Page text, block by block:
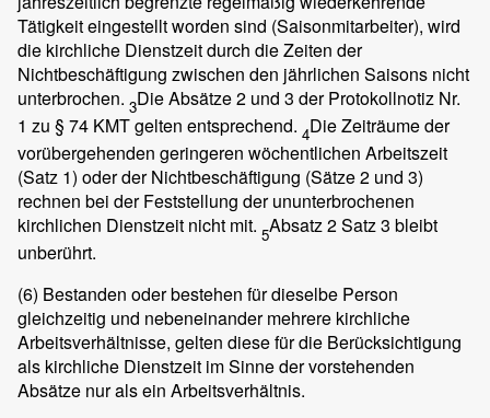
Tätigkeit eingestellt worden sind (Saisonmitarbeiter), wird
die kirchliche Dienstzeit durch die Zeiten der
Nichtbeschäftigung zwischen den jährlichen Saisons nicht
unterbrochen. 3Die Absätze 2 und 3 der Protokollnotiz Nr.
1 zu § 74 KMT gelten entsprechend. 4Die Zeiträume der
vorübergehenden geringeren wöchentlichen Arbeitszeit
(Satz 1) oder der Nichtbeschäftigung (Sätze 2 und 3)
rechnen bei der Feststellung der ununterbrochenen
kirchlichen Dienstzeit nicht mit. 5Absatz 2 Satz 3 bleibt
unberührt.
(6) Bestanden oder bestehen für dieselbe Person
gleichzeitig und nebeneinander mehrere kirchliche
Arbeitsverhältnisse, gelten diese für die Berücksichtigung
als kirchliche Dienstzeit im Sinne der vorstehenden
Absätze nur als ein Arbeitsverhältnis.